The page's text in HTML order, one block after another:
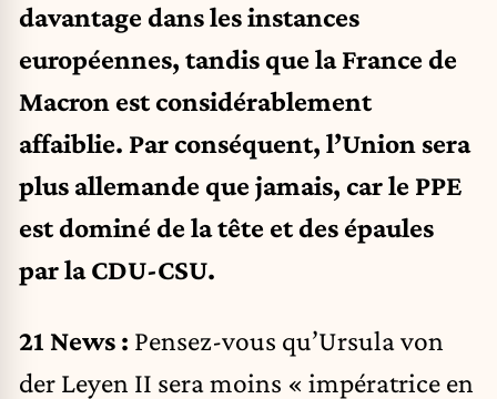
davantage dans les instances
européennes, tandis que la France de
Macron est considérablement
affaiblie. Par conséquent, l’Union sera
plus allemande que jamais, car le PPE
est dominé de la tête et des épaules
par la CDU-CSU.
21 News : Pensez-vous qu’Ursula von
der Leyen II sera moins « impératrice en